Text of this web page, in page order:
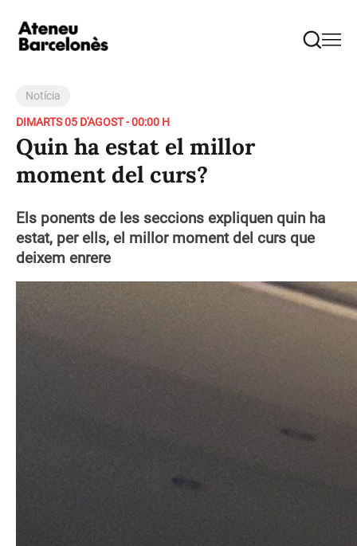
Notícia
DIMARTS 05 D'AGOST - 00:00 H
Quin ha estat el millor
moment del curs?
Els ponents de les seccions expliquen quin ha
estat, per ells, el millor moment del curs que
deixem enrere